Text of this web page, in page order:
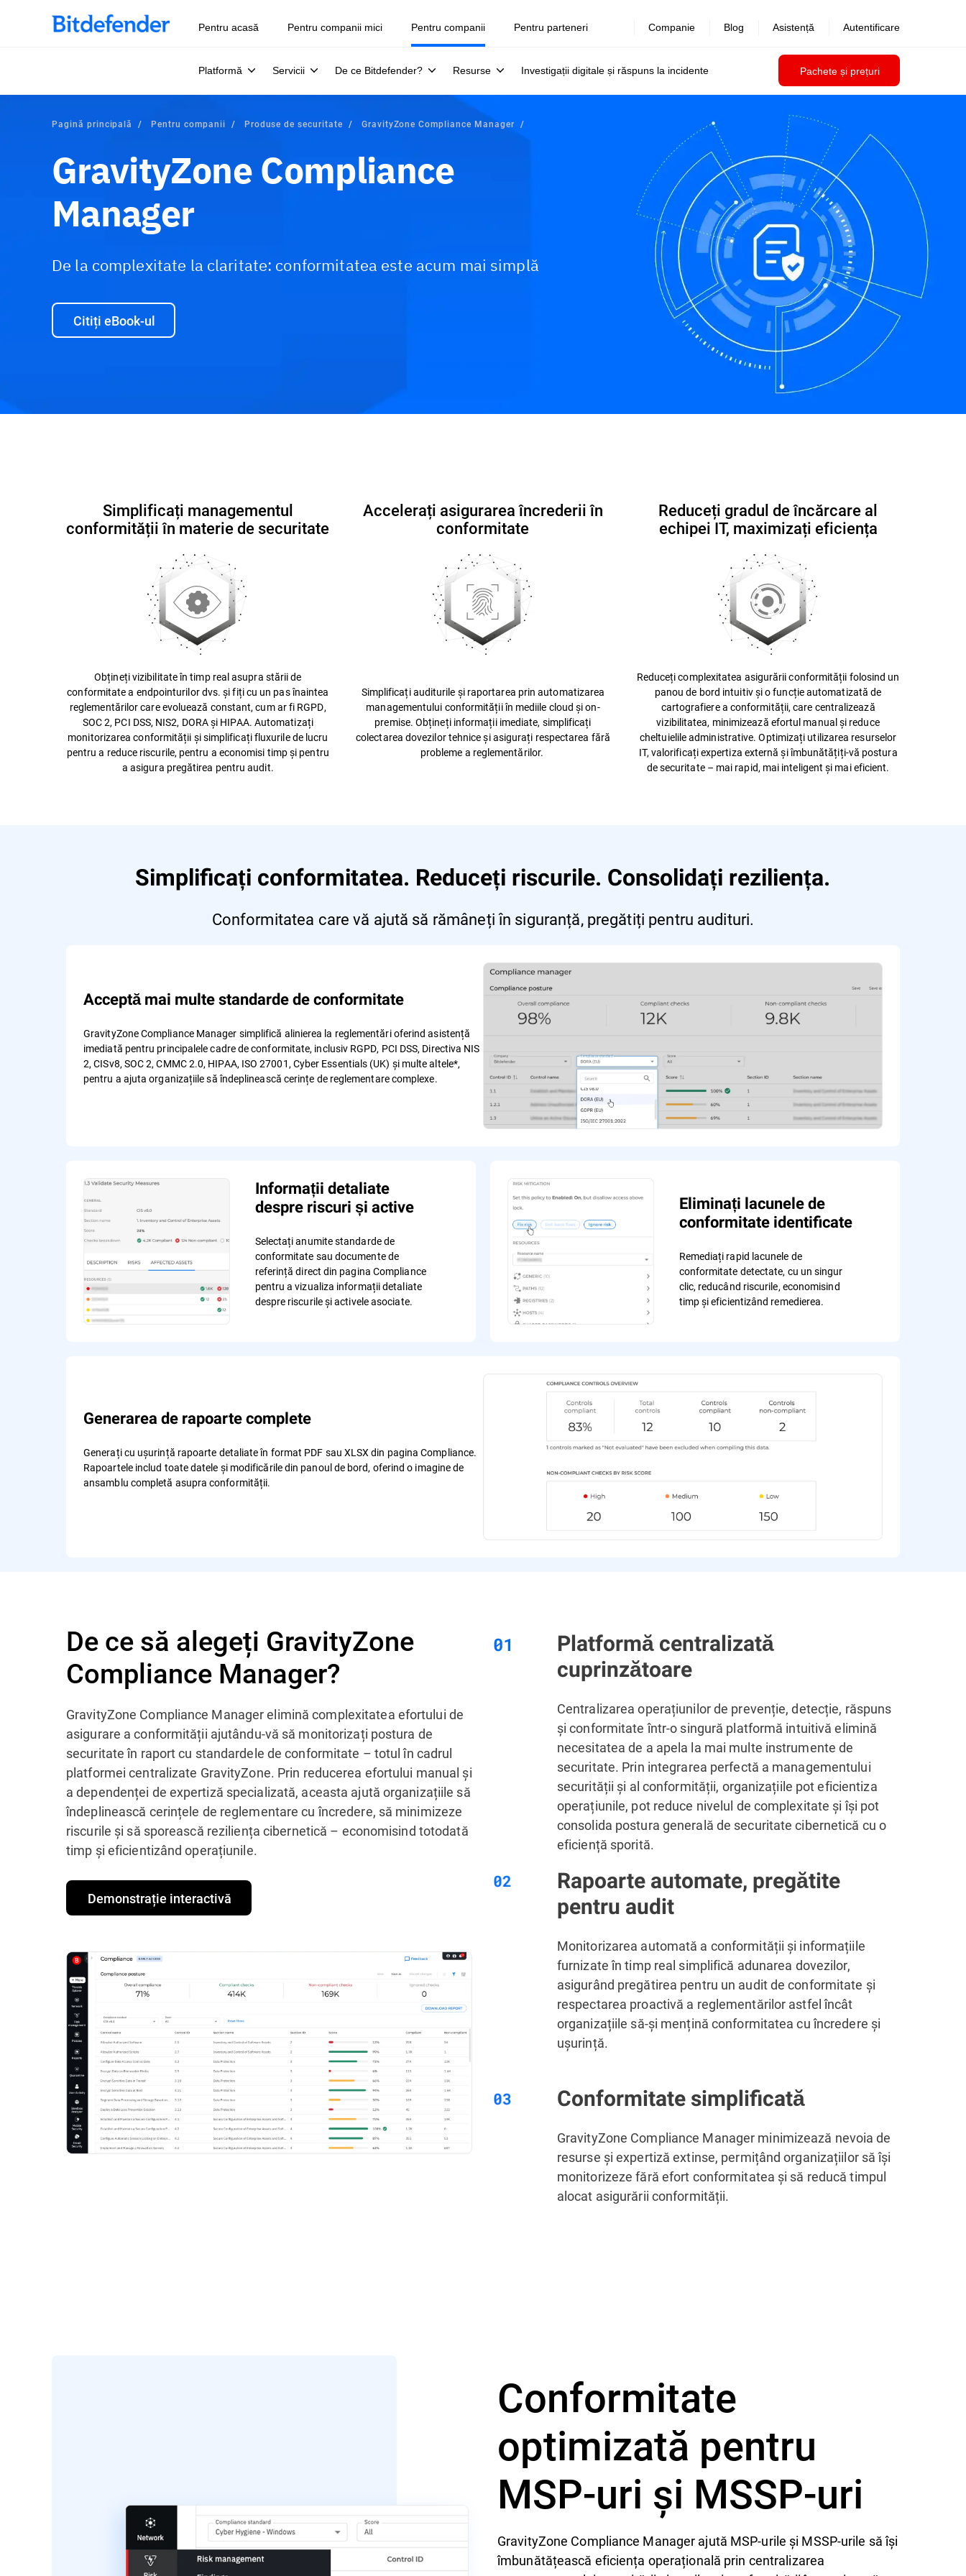
Pentru acasă Pentru companii mici Pentru companii
Platformă Servicii De ce Bitdefender? Resurse Investigații digitale și răspuns la incidente Pachete și prețuri
Pentru parteneri Companie Blog Asistență Autentificare
Pagină principală Pentru companii Produse de securitate GravityZone Compliance Manager
GravityZone Compliance
Manager
De la complexitate la claritate: conformitatea este acum mai simplă
Citiți eBook-ul
Simplificați managementul
conformității în materie de securitate
Obțineți vizibilitate în timp real asupra stării de
conformitate a endpointurilor dvs. și fiți cu un pas înaintea
reglementărilor care evoluează constant, cum ar fi RGPD,
SOC 2, PCI DSS, NIS2, DORA și HIPAA. Automatizați
monitorizarea conformității și simplificați fluxurile de lucru
pentru a reduce riscurile, pentru a economisi timp și pentru
a asigura pregătirea pentru audit.
Accelerați asigurarea încrederii în
conformitate
Simplificați auditurile și raportarea prin automatizarea
managementului conformității în mediile cloud și on-
premise. Obțineți informații imediate, simplificați
colectarea dovezilor tehnice și asigurați respectarea fără
probleme a reglementărilor.
Reduceți gradul de încărcare al
echipei IT, maximizați eficiența
Reduceți complexitatea asigurării conformității folosind un
panou de bord intuitiv și o funcție automatizată de
cartografiere a conformității, care centralizează
vizibilitatea, minimizează efortul manual și reduce
cheltuielile administrative. Optimizați utilizarea resurselor
IT, valorificați expertiza externă și îmbunătățiți-vă postura
de securitate – mai rapid, mai inteligent și mai eficient.
Simplificați conformitatea. Reduceți riscurile. Consolidați reziliența.
Conformitatea care vă ajută să rămâneți în siguranță, pregătiți pentru audituri.
Acceptă mai multe standarde de conformitate
GravityZone Compliance Manager simplifică alinierea la reglementări oferind asistență
imediată pentru principalele cadre de conformitate, inclusiv RGPD, PCI DSS, Directiva NIS
2, CISv8, SOC 2, CMMC 2.0, HIPAA, ISO 27001, Cyber Essentials (UK) și multe altele*,
pentru a ajuta organizațiile să îndeplinească cerințe de reglementare complexe.
Informații detaliate
despre riscuri și active
Selectați anumite standarde de
conformitate sau documente de
referință direct din pagina Compliance
pentru a vizualiza informații detaliate
despre riscurile și activele asociate.
Eliminați lacunele de
conformitate identificate
Remediați rapid lacunele de
conformitate detectate, cu un singur
clic, reducând riscurile, economisind
timp și eficientizând remedierea.
Generarea de rapoarte complete
Generați cu ușurință rapoarte detaliate în format PDF sau XLSX din pagina Compliance.
Rapoartele includ toate datele și modificările din panoul de bord, oferind o imagine de
ansamblu completă asupra conformității.
De ce să alegeți GravityZone
Compliance Manager?
GravityZone Compliance Manager elimină complexitatea efortului de
asigurare a conformității ajutându-vă să monitorizați postura de
securitate în raport cu standardele de conformitate – totul în cadrul
platformei centralizate GravityZone. Prin reducerea efortului manual și
a dependenței de expertiză specializată, aceasta ajută organizațiile să
îndeplinească cerințele de reglementare cu încredere, să minimizeze
riscurile și să sporească reziliența cibernetică – economisind totodată
timp și eficientizând operațiunile.
Demonstrație interactivă
Platformă centralizată
cuprinzătoare
Centralizarea operațiunilor de prevenție, detecție, răspuns
și conformitate într-o singură platformă intuitivă elimină
necesitatea de a apela la mai multe instrumente de
securitate. Prin integrarea perfectă a managementului
securității și al conformității, organizațiile pot eficientiza
operațiunile, pot reduce nivelul de complexitate și își pot
consolida postura generală de securitate cibernetică cu o
eficiență sporită.
Rapoarte automate, pregătite
pentru audit
Monitorizarea automată a conformității și informațiile
furnizate în timp real simplifică adunarea dovezilor,
asigurând pregătirea pentru un audit de conformitate și
respectarea proactivă a reglementărilor astfel încât
organizațiile să-și mențină conformitatea cu încredere și
ușurință.
Conformitate simplificată
GravityZone Compliance Manager minimizează nevoia de
resurse și expertiză extinse, permițând organizațiilor să își
monitorizeze fără efort conformitatea și să reducă timpul
alocat asigurării conformității.
Conformitate
optimizată pentru
MSP-uri și MSSP-uri
GravityZone Compliance Manager ajută MSP-urile și MSSP-urile să își
îmbunătățească eficiența operațională prin centralizarea